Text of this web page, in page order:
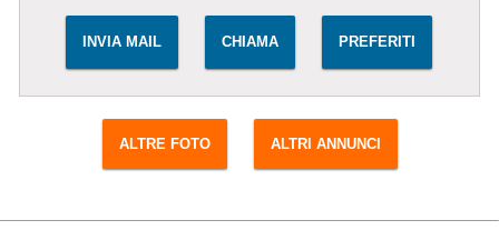
INVIA MAIL CHIAMA PREFERITI
ALTRE FOTO ALTRI ANNUNCI